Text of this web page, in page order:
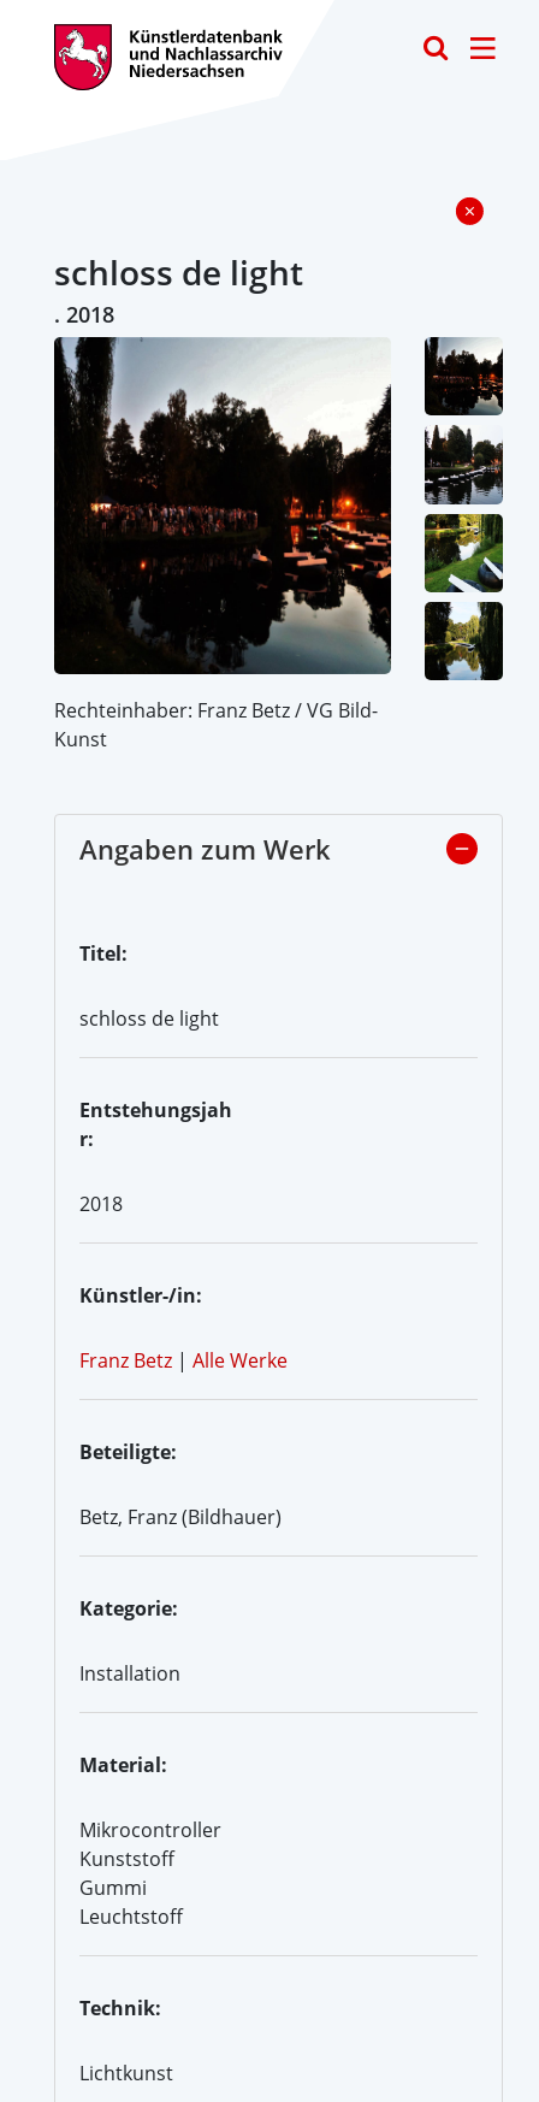
schloss de light
. 2018
Rechteinhaber: Franz Betz / VG Bild-
Kunst
Angaben zum Werk
Titel:
schloss de light
Entstehungsjah
r:
2018
Künstler-/in:
Franz Betz | Alle Werke
Beteiligte:
Betz, Franz (Bildhauer)
Kategorie:
Installation
Material:
Mikrocontroller
Kunststoff
Gummi
Leuchtstoff
Technik:
Lichtkunst